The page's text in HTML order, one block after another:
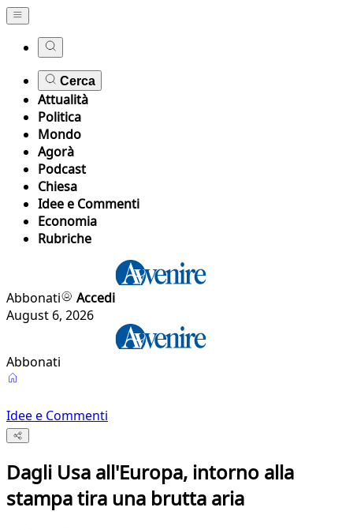
Cerca
Attualità
Politica
Mondo
Agorà
Podcast
Chiesa
Idee e Commenti
Economia
Rubriche
Abbonati
Accedi
August 6, 2026
Abbonati
Idee e Commenti
Dagli Usa all'Europa, intorno alla
stampa tira una brutta aria